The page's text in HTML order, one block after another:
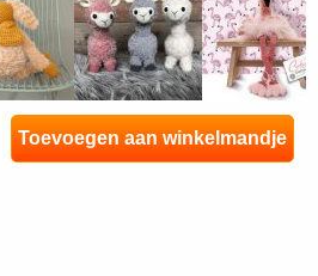
Toevoegen aan winkelmandje